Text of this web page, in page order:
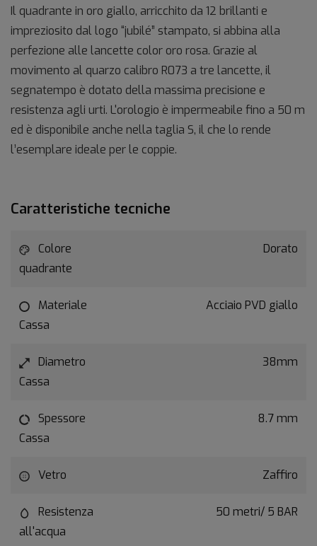
Il quadrante in oro giallo, arricchito da 12 brillanti e
impreziosito dal logo “jubilé” stampato, si abbina alla
perfezione alle lancette color oro rosa. Grazie al
movimento al quarzo calibro R073 a tre lancette, il
segnatempo è dotato della massima precisione e
resistenza agli urti. L'orologio è impermeabile fino a 50 m
ed è disponibile anche nella taglia S, il che lo rende
l’esemplare ideale per le coppie.
Caratteristiche tecniche
Colore
quadrante
Dorato
Materiale
Cassa
Acciaio PVD giallo
Diametro
Cassa
38mm
Spessore
Cassa
8.7 mm
Vetro Zaffiro
Resistenza
all'acqua
50 metri/ 5 BAR